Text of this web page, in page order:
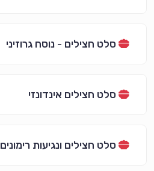
סלט חצילים - נוסח גרוזיני
סלט חצילים אינדונזי
סלט חצילים ונגיעות רימונים